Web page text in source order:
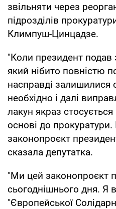
звільняти через
підрозділів
Климпуш-Цинцадзе.
"Коли президент подав
який нібито повністю
насправді залишилися
необхідно і далі
лакун якраз
основі до
законопроєкт
сказала депутатка.
"Ми цей законопроєкт
сьогоднішнього дня. Я
"Європейської